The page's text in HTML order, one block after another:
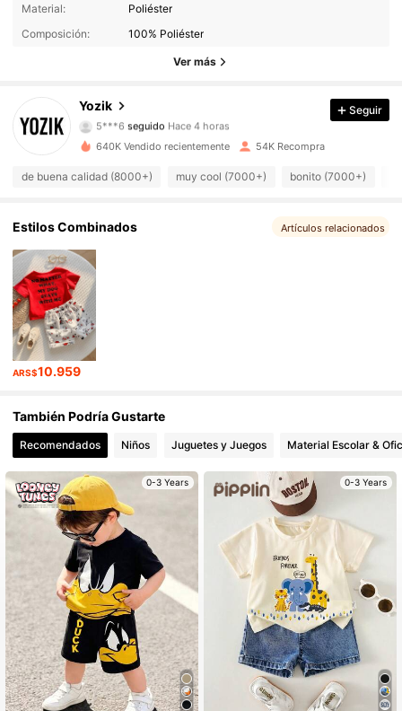
Material:
Poliéster
Composición:
100% Poliéster
Ver más
Yozik
11K Seguidores
5***6 seguido Hace 4 horas
11K Seguidores
4,84 11K Seguidores
4,84
4,84
Seguir
640K Vendido recientemente 54K Recompra
de buena calidad (8000+) muy cool (7000+) bonito (7000+)
Estilos Combinados Artículos relacionados
ARS$10.959
También Podría Gustarte
Recomendados Niños Juguetes y Juegos Material Escolar &
0-3 Years 0-3 Years